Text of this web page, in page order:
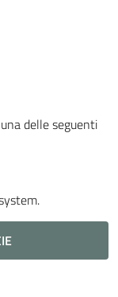
delle seguenti